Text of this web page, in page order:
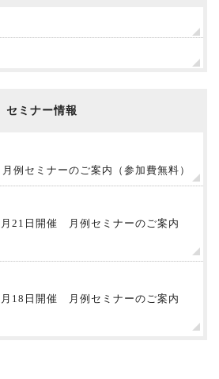
セミナー情報
例セミナーのご案内（参加費無料）
月21日開催 月例セミナーのご案内
月18日開催 月例セミナーのご案内